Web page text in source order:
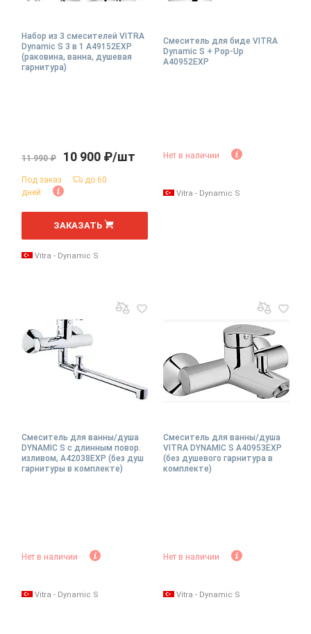
Набор из 3 смесителей VITRA
Dynamic S 3 в 1 A49152EXP
(раковина, ванна, душевая
гарнитура)
11 990 ₽ 10 900 ₽/шт
Под заказ
до 60
дней
ЗАКАЗАТЬ
Vitra - Dynamic S
Смеситель для биде VITRA
Dynamic S + Pop-Up
A40952EXP
Нет в наличии
Vitra - Dynamic S
Смеситель для ванны/душа
DYNAMIC S с длинным повор.
изливом, A42038EXP (без душ
гарнитуры в комплекте)
Нет в наличии
Vitra - Dynamic S
Смеситель для ванны/душа
VITRA DYNAMIC S A40953EXP
(без душевого гарнитура в
комплекте)
Нет в наличии
Vitra - Dynamic S